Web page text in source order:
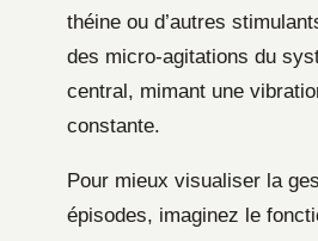
théine ou d’autres
des micro-agitations du
central, mimant une
constante.
Pour mieux visualiser la
épisodes, imaginez le